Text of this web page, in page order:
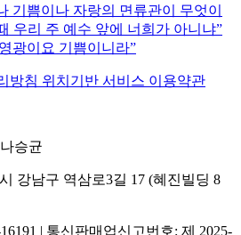
기쁨이나 자랑의 면류관이 무엇이
우리 주 예수 앞에 너희가 아니냐
광이요 기쁨이니라
방침 위치기반 서비스 이용약관
승균
강남구 역삼로3길 17 (혜진빌딩 8
| 통신판매업신고번호: 제 2025-